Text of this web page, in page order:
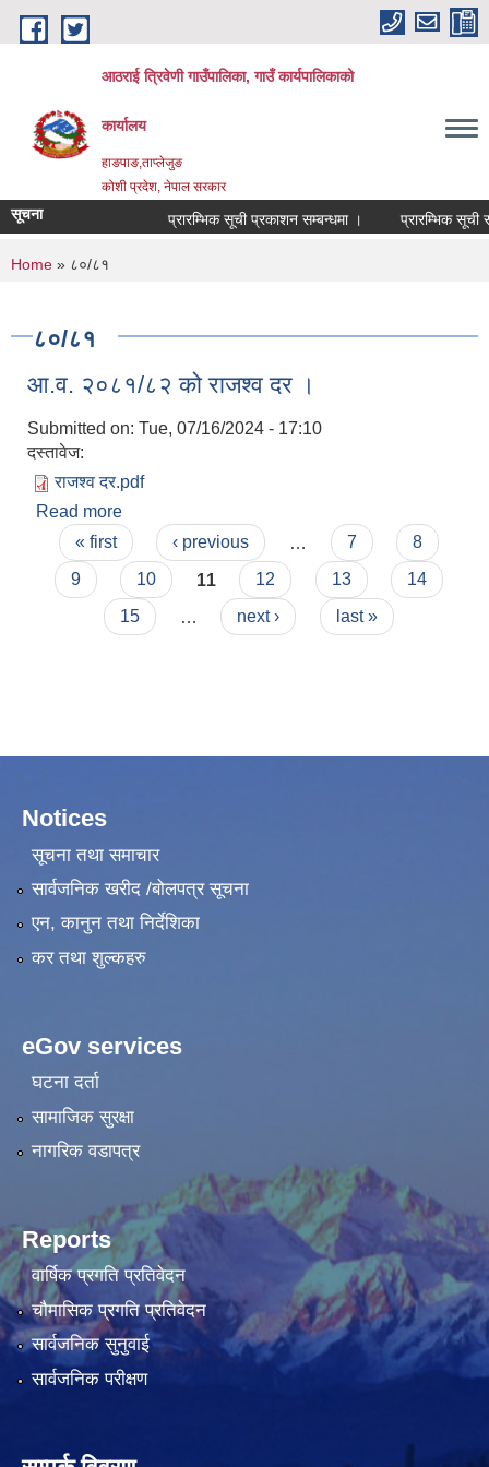
Skip to main content
आठराई त्रिवेणी गाउँपालिका, गाउँ कार्यपालिकाको
कार्यालय
हाङपाङ,ताप्लेजुङ
कोशी प्रदेश, नेपाल सरकार
सूचना प्रारम्भिक सूची प्रकाशन सम्बन्धमा । प्रारम्भिक सूची
You are here
Home » ८०/८१
८०/८१
आ.व. २०८१/८२ को राजश्व दर ।
Submitted on: Tue, 07/16/2024 - 17:10
दस्तावेज:
राजश्व दर.pdf
Read more
Pages
« first ‹ previous 7
8
9
10 11 12 13
14
15
next › last »
Notices
सूचना तथा समाचार
सार्वजनिक खरीद /बोलपत्र सूचना
एन, कानुन तथा निर्देशिका
कर तथा शुल्कहरु
eGov services
घटना दर्ता
सामाजिक सुरक्षा
नागरिक वडापत्र
Reports
वार्षिक प्रगति प्रतिवेदन
चौमासिक प्रगति प्रतिवेदन
सार्वजनिक सुनुवाई
सार्वजनिक परीक्षण